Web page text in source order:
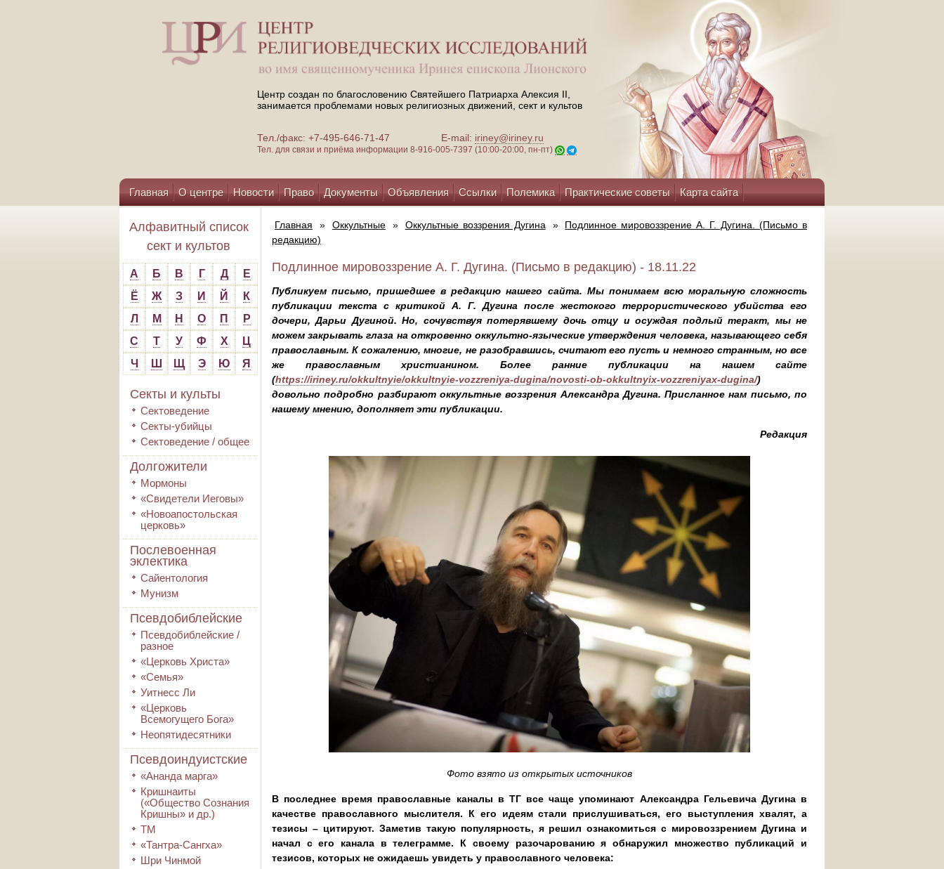
Центр создан по благословению Святейшего Патриарха Алексия II,
занимается проблемами новых религиозных движений, сект и культов
Тел./факс: +7-495-646-71-47 E-mail: iriney@iriney.ru
Тел. для связи и приёма информации 8-916-005-7397 (10:00-20:00, пн-пт)
Главная О центре Новости Право Документы Объявления Ссылки Полемика Практические советы Карта сайта
Помощь центру
Алфавитный список
сект и культов
А Б В Г Д
Е
Ё
Ж З И Й
К
Л
М Н О П
Р
С
Т У Ф Х
Ц
Ч
Ш Щ Э Ю Я
Секты и культы
Сектоведение
Секты-убийцы
Сектоведение / общее
Долгожители
Мормоны
«Свидетели Иеговы»
«Новоапостольская
церковь»
Послевоенная
эклектика
Сайентология
Мунизм
Псевдобиблейские
Псевдобиблейские /
разное
«Церковь Христа»
«Семья»
Уитнесс Ли
«Церковь
Всемогущего Бога»
Неопятидесятники
Псевдоиндуистские
«Ананда марга»
Кришнаиты
(«Общество Сознания
Кришны» и др.)
ТМ
«Тантра-Сангха»
Шри Чинмой
Главная » Оккультные » Оккультные воззрения Дугина »
Подлинное мировоззрение А. Г. Дугина. (Письмо в
редакцию)
Подлинное мировоззрение А. Г. Дугина. (Письмо в редакцию) - 18.11.22
Публикуем письмо, пришедшее в редакцию нашего сайта. Мы понимаем всю моральную сложность
публикации текста с критикой А. Г. Дугина после жестокого террористического убийства его
дочери, Дарьи Дугиной. Но, сочувствуя потерявшему дочь отцу и осуждая подлый теракт, мы не
можем закрывать глаза на откровенно оккультно-языческие утверждения человека, называющего себя
православным. К сожалению, многие, не разобравшись, считают его пусть и немного странным, но все
же православным христианином. Более ранние публикации на нашем сайте
(https://iriney.ru/okkultnyie/okkultnyie-vozzreniya-dugina/novosti-ob-okkultnyix-vozzreniyax-dugina/)
довольно подробно разбирают оккультные воззрения Александра Дугина. Присланное нам письмо, по
нашему мнению, дополняет эти публикации.
Редакция
Фото взято из открытых источников
В последнее время православные каналы в ТГ все чаще упоминают Александра Гельевича Дугина в
качестве православного мыслителя. К его идеям стали прислушиваться, его выступления хвалят, а
тезисы – цитируют. Заметив такую популярность, я решил ознакомиться с мировоззрением Дугина и
начал с его канала в телеграмме. К своему разочарованию я обнаружил множество публикаций и
тезисов, которых не ожидаешь увидеть у православного человека: